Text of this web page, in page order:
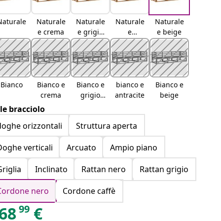
Naturale
e crema
Naturale
e grigio
chiaro
Naturale
e
antracite
Naturale
e beige
Bianco
Bianco e
crema
Bianco e
grigio
bianco e
antracite
Bianco e
beige
bracciolo
orizzontali
Struttura aperta
verticali
Arcuato
Ampio piano
Inclinato Rattan nero
Rattan grigio
nero
Cordone caffè
99 €